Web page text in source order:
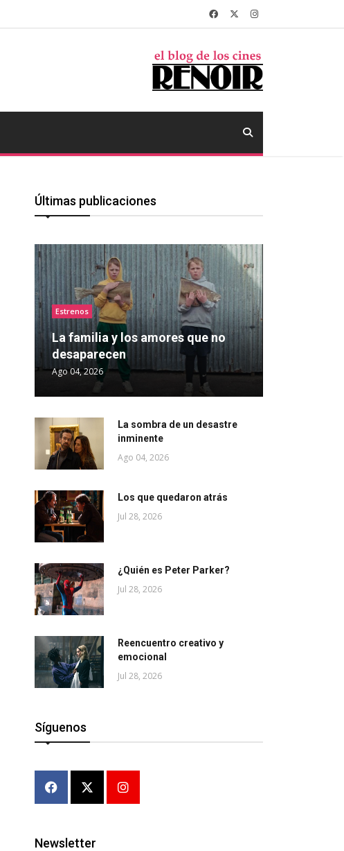
Últimas publicaciones
Estrenos
La familia y los amores que no
desaparecen
Ago 04, 2026
La sombra de un desastre
inminente
Ago 04, 2026
Los que quedaron atrás
Jul 28, 2026
¿Quién es Peter Parker?
Jul 28, 2026
Reencuentro creativo y
emocional
Jul 28, 2026
Síguenos
Newsletter